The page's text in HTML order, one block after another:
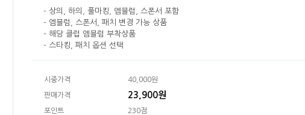
- 상의, 하의, 풀마킹, 엠블럼, 스폰서 포함
- 엠블럼, 스폰서, 패치 변경 가능 상품
- 해당 클럽 엠블럼 부착상품
- 스타킹, 패치 옵션 선택
시중가격 40,000원
판매가격 23,900원
포인트 230점